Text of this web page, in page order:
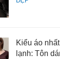
Kiểu áo
lạnh: Tôn